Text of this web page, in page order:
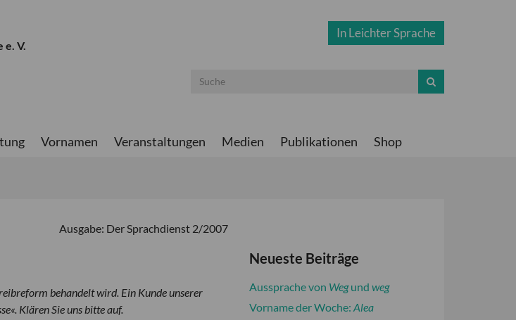
e. V.
In Leichter Sprache
Vornamen Veranstaltungen Medien Publikationen Shop
Ausgabe: Der Sprachdienst 2/2007
behandelt wird. Ein Kunde unserer
Klären Sie uns bitte auf.
Neueste Beiträge
Aussprache von Wegund weg
Vorname der Woche: Alea